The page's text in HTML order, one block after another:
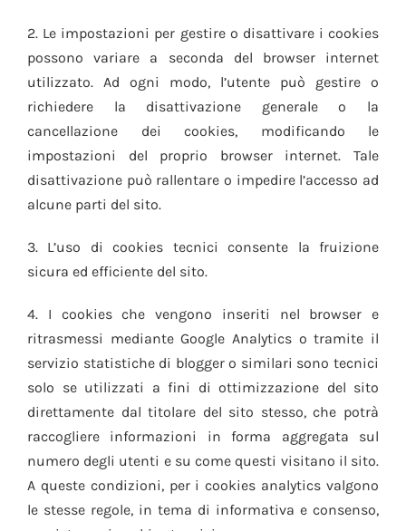
2. Le impostazioni per gestire o disattivare i cookies
possono variare a seconda del browser internet
utilizzato. Ad ogni modo, l’utente può gestire o
richiedere la disattivazione generale o la
cancellazione dei cookies, modificando le
impostazioni del proprio browser internet. Tale
disattivazione può rallentare o impedire l’accesso ad
alcune parti del sito.
3. L’uso di cookies tecnici consente la fruizione
sicura ed efficiente del sito.
4. I cookies che vengono inseriti nel browser e
ritrasmessi mediante Google Analytics o tramite il
servizio statistiche di blogger o similari sono tecnici
solo se utilizzati a fini di ottimizzazione del sito
direttamente dal titolare del sito stesso, che potrà
raccogliere informazioni in forma aggregata sul
numero degli utenti e su come questi visitano il sito.
A queste condizioni, per i cookies analytics valgono
le stesse regole, in tema di informativa e consenso,